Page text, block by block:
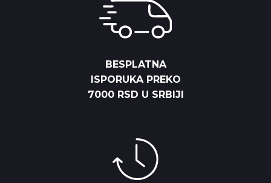
BESPLATNA
ISPORUKA PREKO
7000 RSD U SRBIJI